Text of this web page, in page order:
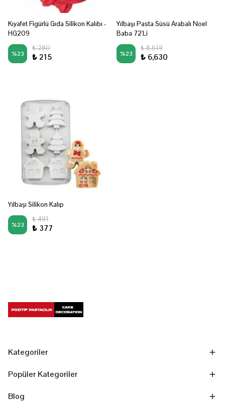
Kıyafet Figürlü Gıda Silikon Kalıbı -
HG209
%23
₺ 280
₺ 215
Yılbaşı Pasta Süsü Arabalı Noel
Baba 72'Li
%23
₺ 8,619
₺ 6,630
Yılbaşı Silikon Kalıp
%23
₺ 491
₺ 377
Kategoriler
Popüler Kategoriler
Blog